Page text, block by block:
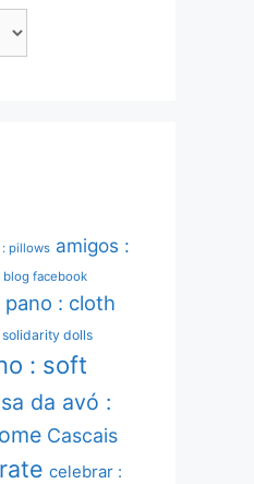
: pillows amigos :
blog facebook
: cloth
solidarity dolls
: soft
da avó :
Cascais
celebrar :